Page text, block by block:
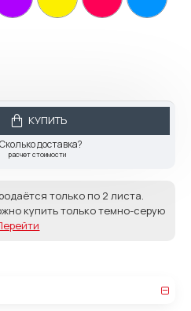
КУПИТЬ
Сколько доставка?
расчет стоимости
только по 2 листа.
купить только темно-серую